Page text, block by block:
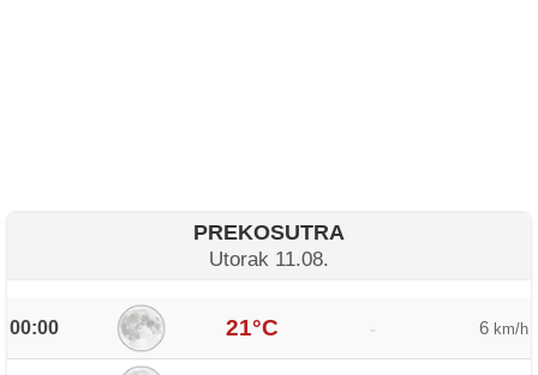
PREKOSUTRA
Utorak 11.08.
00:00 21°C - 6 km/h